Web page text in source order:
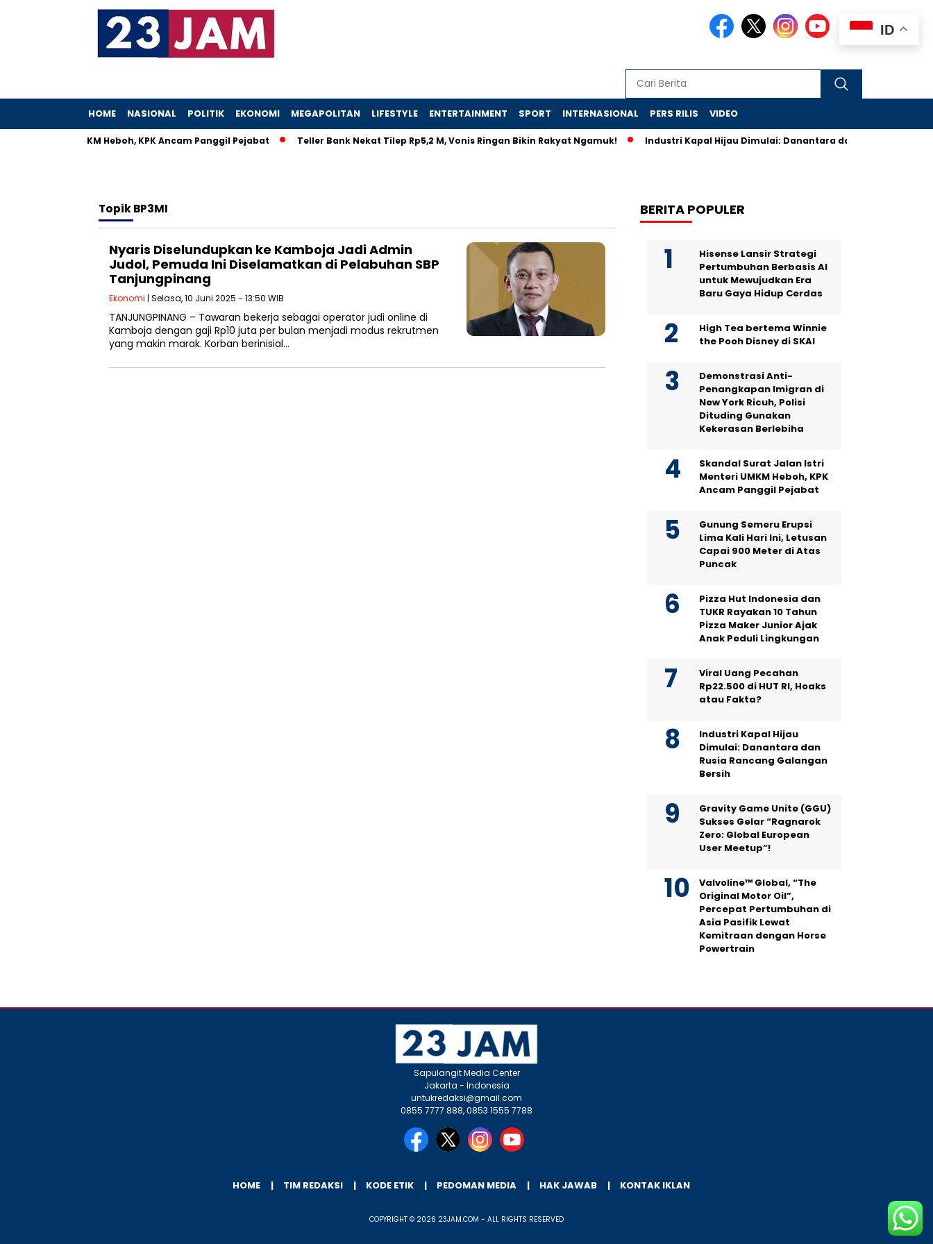
HOME NASIONAL POLITIK EKONOMI MEGAPOLITAN LIFESTYLE ENTERTAINMENT SPORT INTERNASIONAL PERS RILIS VIDEO
Menteri UMKM Heboh, KPK Ancam Panggil Pejabat Teller Bank Nekat Tilep Rp5,2 M, Vonis Ringan Bikin Rakyat Ngamuk! Industri Kapal Hijau Dimulai: Danantara dan Rusia Rancang
TopikBP3MI
Nyaris Diselundupkan ke Kamboja Jadi Admin
Judol, Pemuda Ini Diselamatkan di Pelabuhan SBP
Tanjungpinang
Ekonomi | Selasa, 10 Juni 2025 - 13:50 WIB
TANJUNGPINANG – Tawaran bekerja sebagai operator judi online di
Kamboja dengan gaji Rp10 juta per bulan menjadi modus rekrutmen
yang makin marak. Korban berinisial…
BERITA POPULER
Hisense Lansir Strategi
Pertumbuhan Berbasis AI
untuk Mewujudkan Era
Baru Gaya Hidup Cerdas
High Tea bertema Winnie
the Pooh Disney di SKAI
Demonstrasi Anti-
Penangkapan Imigran di
New York Ricuh, Polisi
Dituding Gunakan
Kekerasan Berlebiha
Skandal Surat Jalan Istri
Menteri UMKM Heboh, KPK
Ancam Panggil Pejabat
Gunung Semeru Erupsi
Lima Kali Hari Ini, Letusan
Capai 900 Meter di Atas
Puncak
Pizza Hut Indonesia dan
TUKR Rayakan 10 Tahun
Pizza Maker Junior Ajak
Anak Peduli Lingkungan
Viral Uang Pecahan
Rp22.500 di HUT RI, Hoaks
atau Fakta?
Industri Kapal Hijau
Dimulai: Danantara dan
Rusia Rancang Galangan
Bersih
Gravity Game Unite (GGU)
Sukses Gelar “Ragnarok
Zero: Global European
User Meetup”!
Valvoline™ Global, “The
Original Motor Oil”,
Percepat Pertumbuhan di
Asia Pasifik Lewat
Kemitraan dengan Horse
Powertrain
ID
Sapulangit Media Center
Jakarta - Indonesia
untukredaksi@gmail.com
0855 7777 888, 0853 1555 7788
HOME TIM REDAKSI KODE ETIK PEDOMAN MEDIA HAK JAWAB KONTAK IKLAN
COPYRIGHT © 2026 23JAM.COM - ALL RIGHTS RESERVED